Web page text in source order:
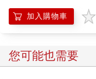
加入購物車
您可能也需要